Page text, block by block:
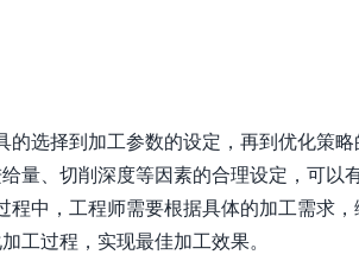
选择到加工参数的设定，再到优化策
量、切削深度等因素的合理设定，可以
中，工程师需要根据具体的加工需求
工过程，实现最佳加工效果。